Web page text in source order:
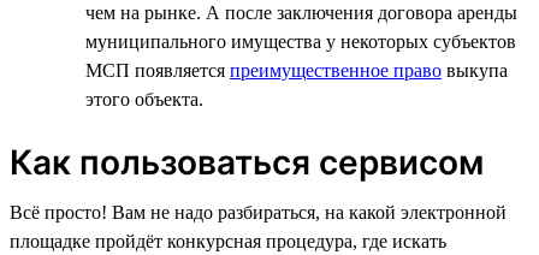
чем на рынке. А после заключения договора аренды
муниципального имущества у некоторых субъектов
МСП появляется преимущественное право выкупа
этого объекта.
Как пользоваться сервисом
Всё просто! Вам не надо разбираться, на какой электронной
площадке пройдёт конкурсная процедура, где искать